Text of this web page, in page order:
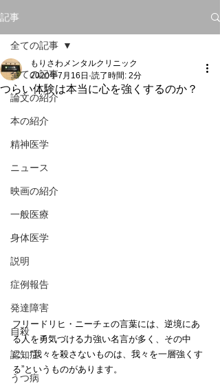
記事
全ての記事
論文の紹介
本の紹介
精神医学
ニュース
映画の紹介
一般医療
身体医学
説明
症例報告
発達障害
自殺
認知症
うつ病
全ての記事
つらい体験は本当に心を強くするのか？
もりさわメンタルクリニック
2020年7月16日 読了時間: 2分
フリードリヒ・ニーチェの言葉には、逆境にあ
る人を勇気づける力強い名言が多く、その中
に、“我々を殺さないものは、我々を一層強くす
る”というものがあります。